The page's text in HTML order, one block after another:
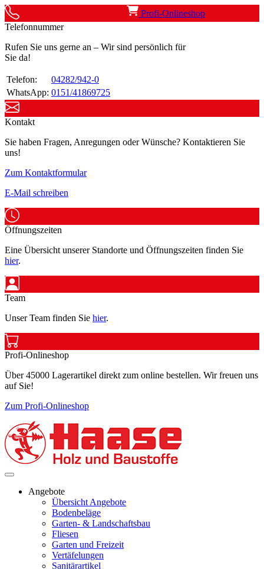
Profi-Onlineshop
Telefonnummer
Rufen Sie uns gerne an – Wir sind persönlich für
Sie da!
Telefon:
04282/942-0
WhatsApp: 0151/41869725
Kontakt
Sie haben Fragen, Anregungen oder Wünsche? Kontaktieren Sie
uns!
Zum Kontaktformular
E-Mail schreiben
Öffnungszeiten
Eine Übersicht unserer Standorte und Öffnungszeiten finden Sie
hier.
Team
Unser Team finden Sie hier.
Profi-Onlineshop
Über 45000 Lagerartikel direkt zum online bestellen. Wir freuen uns
auf Sie!
Zum Profi-Onlineshop
Angebote
Übersicht Angebote
Bodenbeläge
Garten- & Landschaftsbau
Fliesen
Garten und Freizeit
Vertäfelungen
Sanitärartikel